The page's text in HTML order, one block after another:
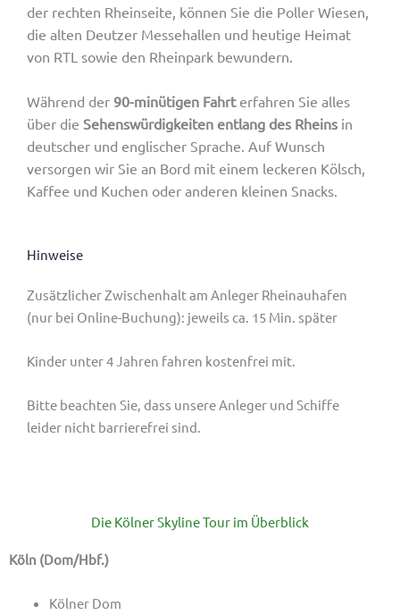
der rechten Rheinseite, können Sie die Poller Wiesen,
die alten Deutzer Messehallen und heutige Heimat
von RTL sowie den Rheinpark bewundern.
Während der 90-minütigen Fahrterfahren Sie alles
über die Sehenswürdigkeiten entlang des Rheins in
deutscher und englischer Sprache. Auf Wunsch
versorgen wir Sie an Bord mit einem leckeren Kölsch,
Kaffee und Kuchen oder anderen kleinen Snacks.
Hinweise
Zusätzlicher Zwischenhalt am Anleger Rheinauhafen
(nur bei Online-Buchung): jeweils ca. 15 Min. später
Kinder unter 4 Jahren fahren kostenfrei mit.
Bitte beachten Sie, dass unsere Anleger und Schiffe
leider nicht barrierefrei sind.
Die Kölner Skyline Tour im Überblick
Köln (Dom/Hbf.)
Kölner Dom